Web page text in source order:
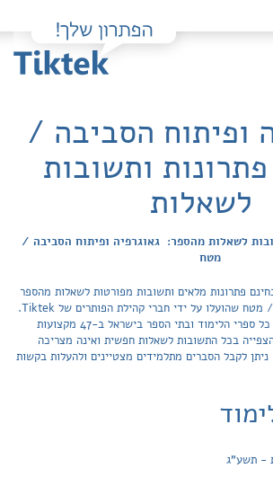
ופיתוח הסביבה /
ותשובות
לשאלות
לשאלות מהספר: גאוגרפיה ופיתוח הסביבה /
מטח
פתרונות מלאים ותשובות מפורטות לשאלות מהספר
גאוגרפיה ופיתוח הסביבה / מטח שהועלו על ידי חברי קהילת הפותרים של Tiktek.
מאגר הפתרונות מכסה את כל ספרי הלימוד ובתי הספר בישראל ב-47 מקצועות
בכל התשובות לשאלות חפשית ואינה מצריכה
לקבל הסברים מתלמידים מצטיינים ולהעלות בקשות
- תשע"ג